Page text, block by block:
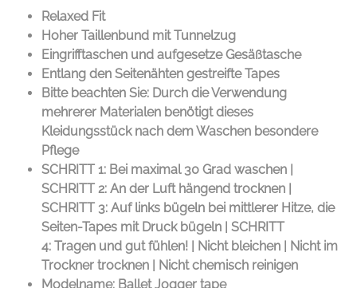
Relaxed Fit
Hoher Taillenbund mit Tunnelzug
Eingrifftaschen und aufgesetze Gesäßtasche
Entlang den Seitenähten gestreifte Tapes
Bitte beachten Sie: Durch die Verwendung
mehrerer Materialen benötigt dieses
Kleidungsstück nach dem Waschen besondere
Pflege
SCHRITT 1: Bei maximal 30 Grad waschen |
SCHRITT 2: An der Luft hängend trocknen |
SCHRITT 3: Auf links bügeln bei mittlerer Hitze, die
Seiten-Tapes mit Druck bügeln | SCHRITT
4: Tragen und gut fühlen! | Nicht bleichen | Nicht im
Trockner trocknen | Nicht chemisch reinigen
Modelname: Ballet Jogger tape